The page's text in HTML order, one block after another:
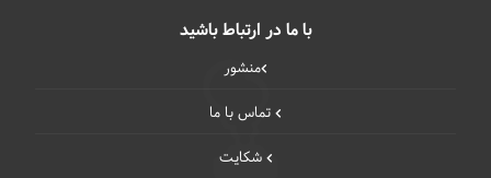
با ما در ارتباط باشید
منشور
تماس با ما
شکایت